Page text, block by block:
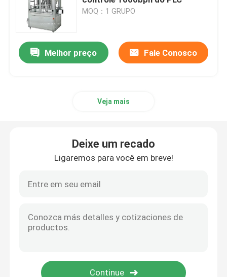
Máquina de enchimento do molho
máquina de enchimento da ketchup
Máquina de enchimento do álcool
Máquina tampando automática
Máquina de enchimento da bebida
MOQ：1 GRUPO
Melhor preço Fale Conosco
Veja mais
Deixe um recado
Ligaremos para você em breve!